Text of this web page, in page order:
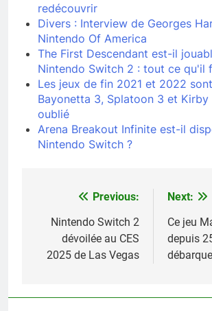
redécouvrir
Divers : Interview de Georges
Nintendo Of America
The First Descendant est-il
Nintendo Switch 2 : tout ce qu'il
Les jeux de fin 2021 et 2022
Bayonetta 3, Splatoon 3 et
oublié
Arena Breakout Infinite est-il
Nintendo Switch ?
Navigation
de
l’article
Previous:
Nintendo Switch 2
dévoilée au CES
2025 de Las Vegas
Next:
Ce jeu
depuis